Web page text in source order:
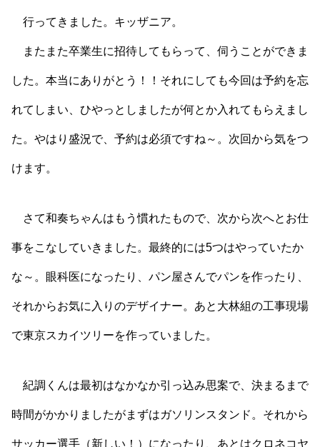
行ってきました。キッザニア。
またまた卒業生に招待してもらって、伺うことができま
した。本当にありがとう！！それにしても今回は予約を忘
れてしまい、ひやっとしましたが何とか入れてもらえまし
た。やはり盛況で、予約は必須ですね～。次回から気をつ
けます。
さて和奏ちゃんはもう慣れたもので、次から次へとお仕
事をこなしていきました。最終的には5つはやっていたか
な～。眼科医になったり、パン屋さんでパンを作ったり、
それからお気に入りのデザイナー。あと大林組の工事現場
で東京スカイツリーを作っていました。
紀調くんは最初はなかなか引っ込み思案で、決まるまで
時間がかかりましたがまずはガソリンスタンド。それから
サッカー選手（新しい！）になったり、あとはクロネコヤ